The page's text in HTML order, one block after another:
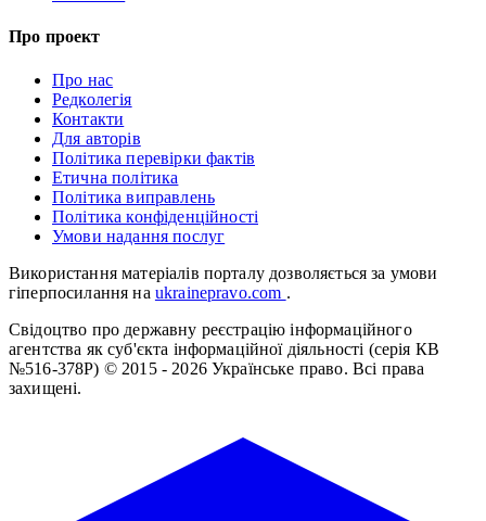
Про проект
Про нас
Редколегія
Контакти
Для авторів
Політика перевірки фактів
Етична політика
Політика виправлень
Політика конфіденційності
Умови надання послуг
Використання матеріалів порталу дозволяється за умови
гіперпосилання на ukrainepravo.com .
Свідоцтво про державну реєстрацію інформаційного
агентства як суб'єкта інформаційної діяльності (серія КВ
№516-378Р) © 2015 - 2026 Українське право. Всі права
захищені.